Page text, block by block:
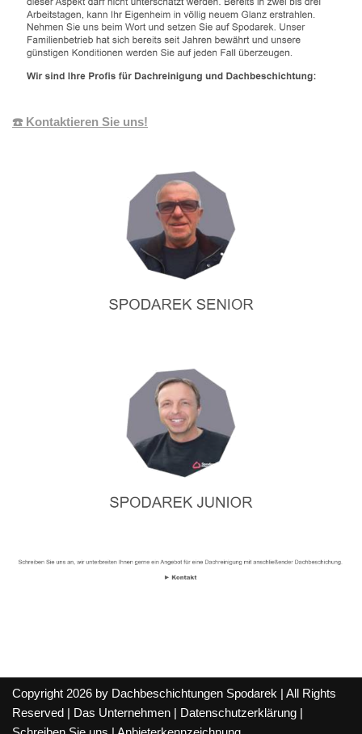
☎️ Kontaktieren Sie uns!
Copyright 2026 by Dachbeschichtungen Spodarek | All Rights
Reserved |
Das Unternehmen Datenschutzerklärung